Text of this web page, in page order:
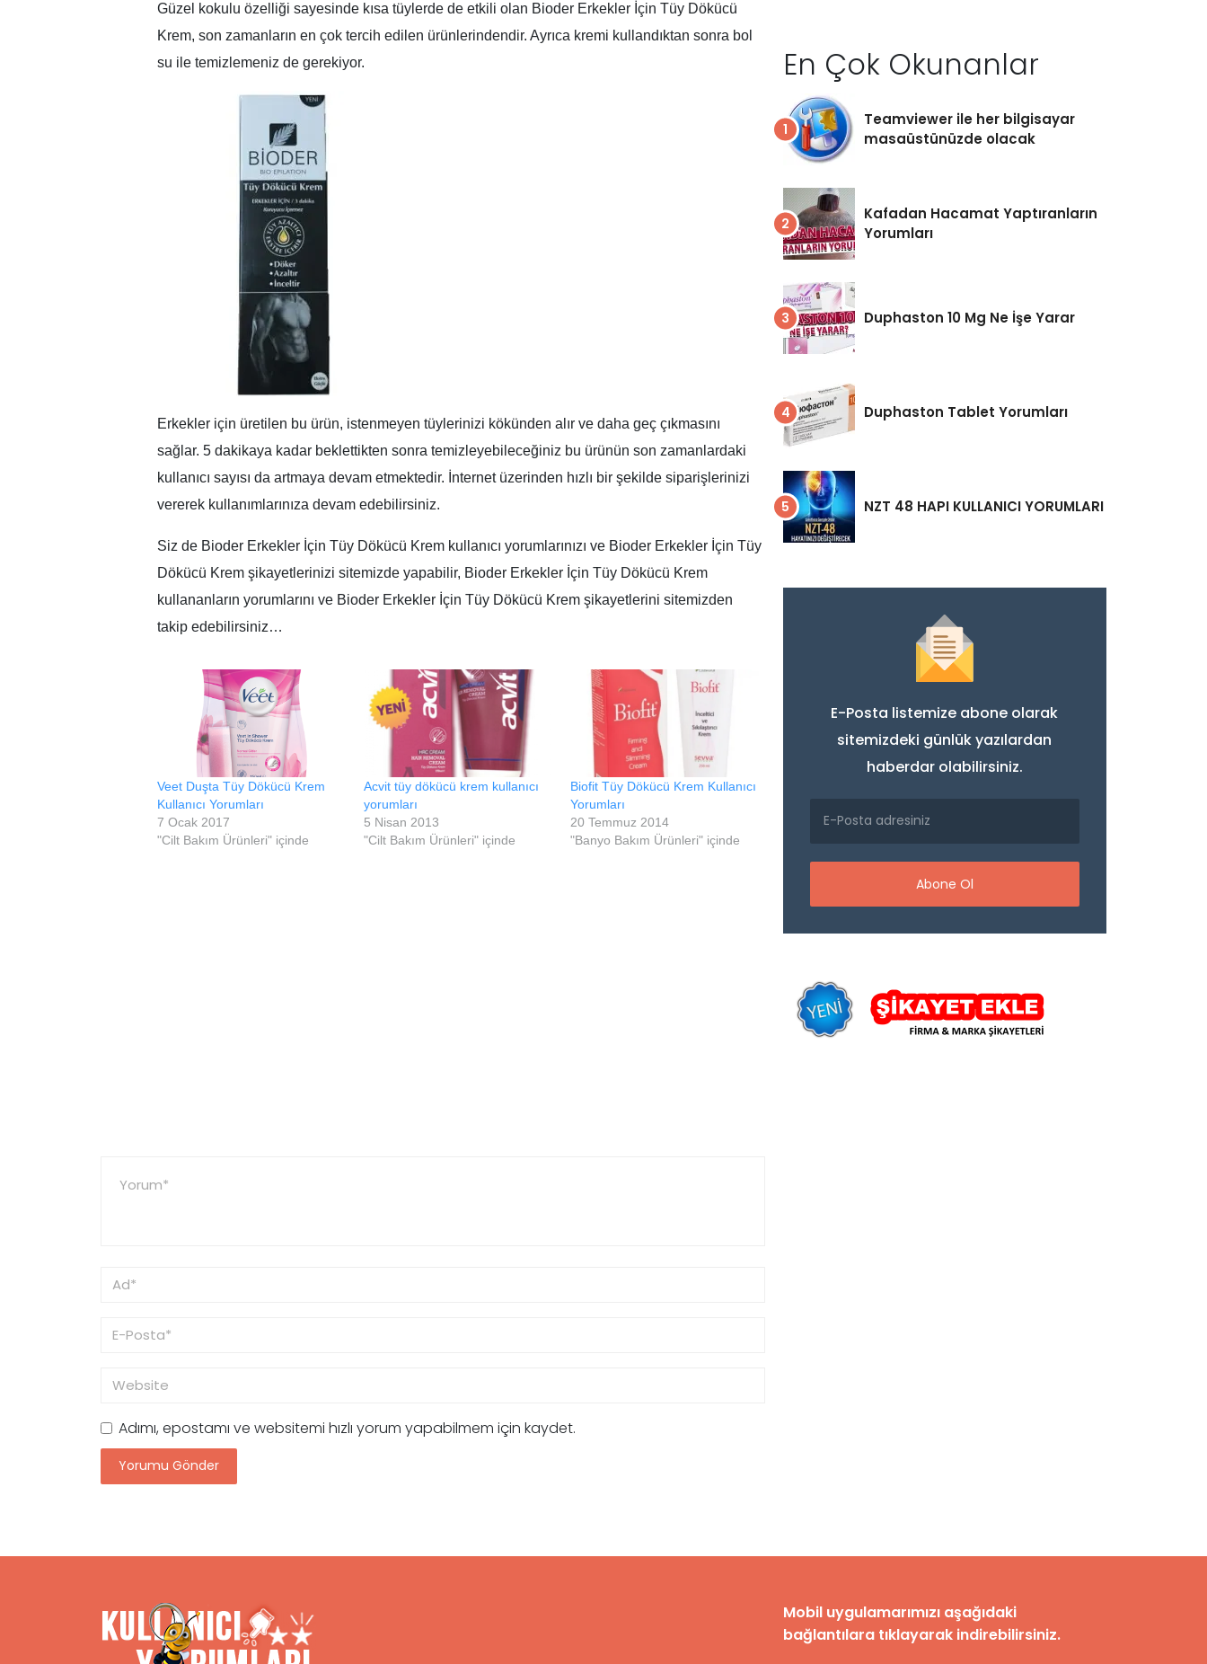
Güzel kokulu özelliği sayesinde kısa tüylerde de etkili olan Bioder Erkekler İçin Tüy Dökücü
Krem, son zamanların en çok tercih edilen ürünlerindendir. Ayrıca kremi kullandıktan sonra bol
su ile temizlemeniz de gerekiyor.
Erkekler için üretilen bu ürün, istenmeyen tüylerinizi kökünden alır ve daha geç çıkmasını
sağlar. 5 dakikaya kadar beklettikten sonra temizleyebileceğiniz bu ürünün son zamanlardaki
kullanıcı sayısı da artmaya devam etmektedir. İnternet üzerinden hızlı bir şekilde siparişlerinizi
vererek kullanımlarınıza devam edebilirsiniz.
Siz de Bioder Erkekler İçin Tüy Dökücü Krem kullanıcı yorumlarınızı ve Bioder Erkekler İçin Tüy
Dökücü Krem şikayetlerinizi sitemizde yapabilir, Bioder Erkekler İçin Tüy Dökücü Krem
kullananların yorumlarını ve Bioder Erkekler İçin Tüy Dökücü Krem şikayetlerini sitemizden
takip edebilirsiniz…
Veet Duşta Tüy Dökücü Krem
Kullanıcı Yorumları
7 Ocak 2017
"Cilt Bakım Ürünleri" içinde
Acvit tüy dökücü krem kullanıcı
yorumları
5 Nisan 2013
"Cilt Bakım Ürünleri" içinde
Biofit Tüy Dökücü Krem Kullanıcı
Yorumları
20 Temmuz 2014
"Banyo Bakım Ürünleri" içinde
Adımı, epostamı ve websitemi hızlı yorum yapabilmem için kaydet.
En Çok Okunanlar
Teamviewer ile her bilgisayar
masaüstünüzde olacak
Kafadan Hacamat Yaptıranların
Yorumları
Duphaston 10 Mg Ne İşe Yarar
Duphaston Tablet Yorumları
NZT 48 HAPI KULLANICI YORUMLARI
E-Posta listemize abone olarak
sitemizdeki günlük yazılardan
haberdar olabilirsiniz.
Abone Ol
Mobil uygulamarımızı aşağıdaki
bağlantılara tıklayarak indirebilirsiniz.